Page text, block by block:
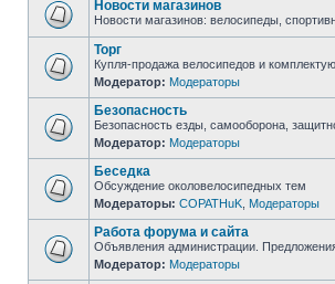
Новости магазинов
Новости магазинов: велосипеды,
Торг
Купля-продажа велосипедов и
Модератор: Модераторы
Безопасность
Безопасность езды, самооборона,
Модератор: Модераторы
Беседка
Обсуждение околовелосипедных тем
Модераторы: COPATHuK Модераторы
Работа форума и сайта
Объявления администрации.
Модератор: Модераторы